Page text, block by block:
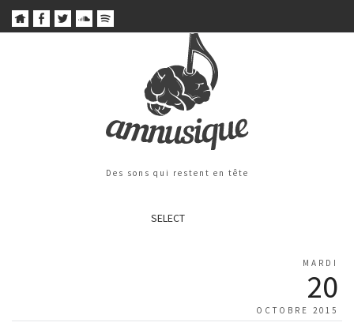
Des sons qui restent en tête
SELECT
MARDI
20
OCTOBRE 2015